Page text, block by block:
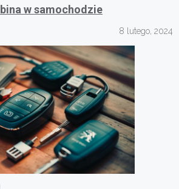
w samochodzie
8 lutego, 2024